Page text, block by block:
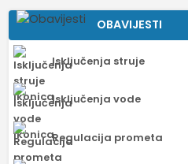
OBAVIJESTI
Isključenja struje
Isključenja vode
Regulacija prometa